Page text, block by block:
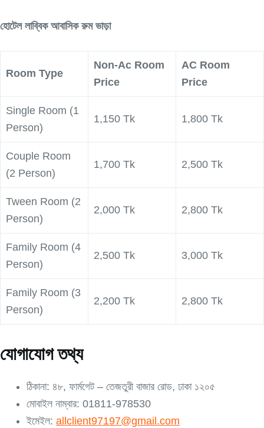
হোটেল লাব্বিক আবাসিক রুম ভাড়া
Room Type
Non-Ac Room
Price
AC Room
Price
Single Room (1
Person)
1,150 Tk 1,800 Tk
Couple Room
(2 Person)
1,700 Tk 2,500 Tk
Tween Room (2
Person)
2,000 Tk 2,800 Tk
Family Room (4
Person)
2,500 Tk 3,000 Tk
Family Room (3
Person)
2,200 Tk 2,800 Tk
যোগাযোগ তথ্য
ঠিকানা: ৪৮, ফার্মগেট – তেজতুরী বাজার রোড, ঢাকা ১২০৫
মোবাইল নাম্বার: 01811-978530
ইমেইল: allclient97197@gmail.com